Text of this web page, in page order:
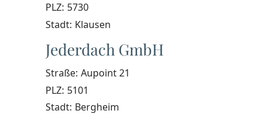
PLZ: 5730
Stadt: Klausen
Jederdach GmbH
Straße: Aupoint 21
PLZ: 5101
Stadt: Bergheim